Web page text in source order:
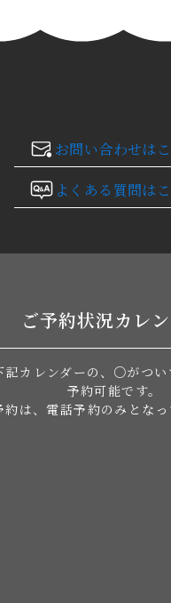
お問い合わせは
よくある質問は
ご予約状況カレ
記カレンダーの、○がつい
予約可能です。
約は、電話予約のみとなっ